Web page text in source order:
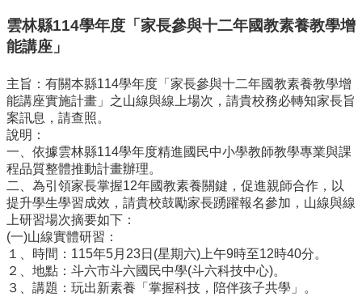
扶
助
驗
新
生
資
訊
及
總
量
管
制
辦
法
雲林縣114學年度「家長參與十二年國教素養教學增
能講座」
主旨：有關本縣114學年度「家長參與十二年國教素養教學增
能講座實施計畫」之山線與線上場次，請貴校務必轉知家長旨
案訊息，請查照。
說明：
一、依據雲林縣114學年度精進國民中小學教師教學專業與課
程品質整體推動計畫辦理。
二、為引領家長掌握12年國教素養關鍵，促進親師合作，以
提升學生學習成效，請貴校鼓勵家長踴躍報名參加，山線與線
上研習場次摘要如下：
(一)山線實體研習：
１、時間：115年5月23日(星期六)上午9時至12時40分。
２、地點：斗六市斗六國民中學(斗六科技中心)。
３、講題：玩出新素養「掌握科技，陪伴孩子共學」。